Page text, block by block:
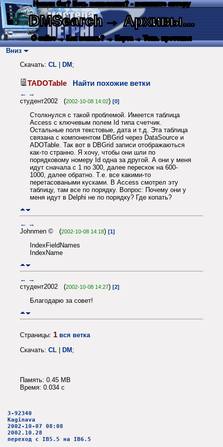
Нашли баг? Есть пожелания? - напишите автору
DMSearch→ Архивы...
О сайте → Как искать? → Карта → Текс. протокол
Вниз
Скачать: CL DM ;
TADOTable Найти похожие ветки
← →
студент2002 (2002-10-08 14:02) [0]
Столкнулся с такой проблемой. Имеется таблица
Access с ключевым полем Id типа счетчик.
Остальные поля текстовые, дата и т.д. Эта таблица
связана с компонентом DBGrid через DataSource и
ADOTable. Так вот в DBGrid записи отображаються
как-то странно. Я хочу, чтобы они шли по
порядковому номеру Id одна за другой. А они у меня
идут сначала с 1 по 300, далее перескок на 600-
1000, далее обратно. Т.е. все какими-то
перетасоваными кусками. В Access смотрел эту
таблицу, там все по порядку. Вопрос: Почему они у
меня идут в Delphi не по порядку? Где копать?
← →
Johnmen © (2002-10-08 14:18) [1]
IndexFieldNames
IndexName
← →
студент2002 (2002-10-08 14:27) [2]
Благодарю за совет!
Страницы: 1 вся ветка
Скачать: CL | DM;
Память: 0.45 MB
Время: 0.034 c
3-92340
Kaginava
2002-10-07 08:08
2002.10.28
переход с IB5.5 на IB6.5